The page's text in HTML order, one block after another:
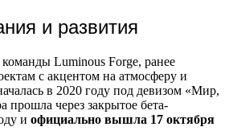
и развития
Luminous Forge, ранее
с акцентом на атмосферу и
в 2020 году под девизом «Мир,
через закрытое бета-
и официально вышла 17 октября